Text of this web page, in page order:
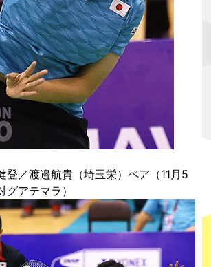
／渡邉航貴（埼玉栄）ペア（11月5
グアテマラ）